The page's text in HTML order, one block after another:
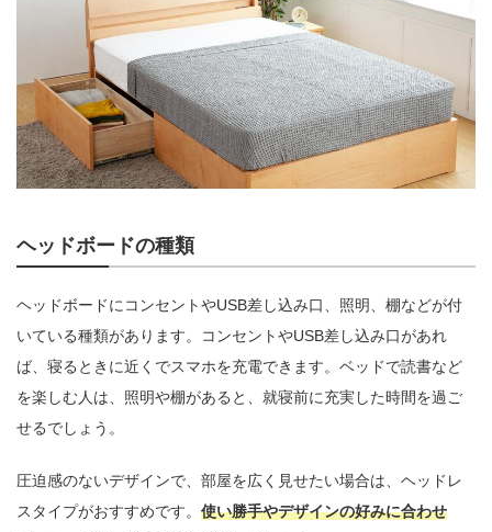
ヘッドボードの種類
ヘッドボードにコンセントやUSB差し込み口、照明、棚などが付
いている種類があります。コンセントやUSB差し込み口があれ
ば、寝るときに近くでスマホを充電できます。ベッドで読書など
を楽しむ人は、照明や棚があると、就寝前に充実した時間を過ご
せるでしょう。
圧迫感のないデザインで、部屋を広く見せたい場合は、ヘッドレ
スタイプがおすすめです。 使い勝手やデザインの好みに合わせ